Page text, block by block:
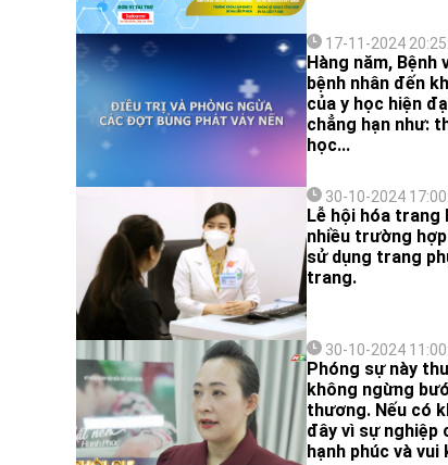
17-11-2024
Hàng năm, Bệnh
bệnh nhân đến
của y học hiện
chẳng hạn như:
học...
30-10-2024
Lễ hội hóa trang
nhiều trường
sử dụng trang
trang.
30-10-2024
Phóng sự này
không ngừng
thương. Nếu có
đây vì sự nghiệp
hạnh phúc và vui